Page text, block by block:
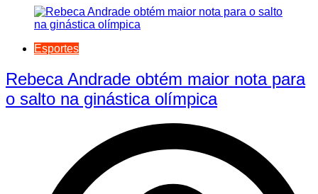
Esportes
Rebeca Andrade obtém maior nota para
o salto na ginástica olímpica